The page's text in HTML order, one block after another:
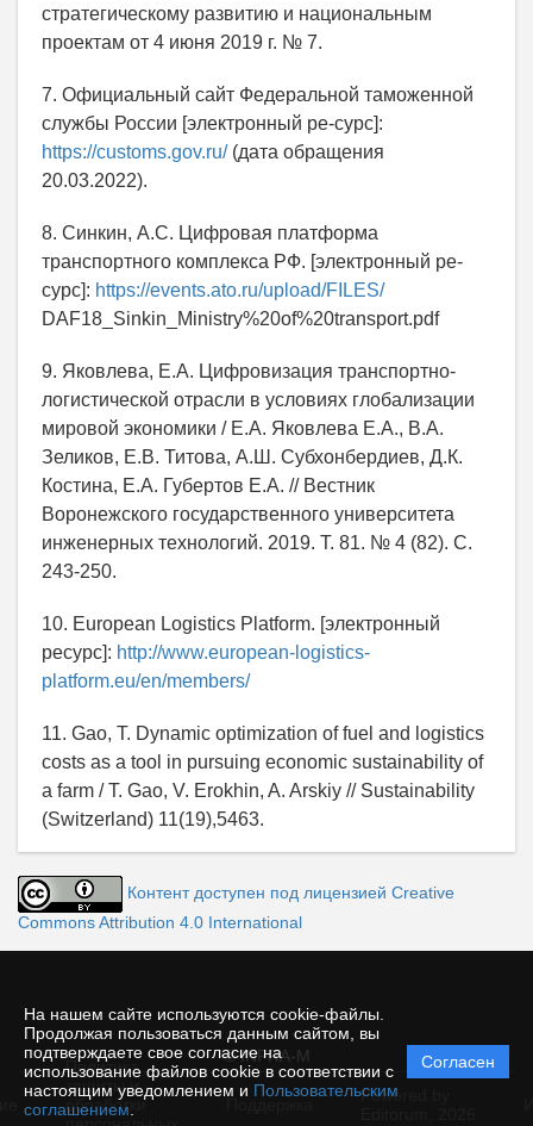
На нашем сайте используются cookie-файлы.
Продолжая пользоваться данным сайтом, вы
подтверждаете свое согласие на
использование файлов cookie в соответствии с
настоящим уведомлением и Пользовательским
соглашением
Согласен
стратегическому развитию и национальным
проектам от 4 июня 2019 г. № 7.
7. Официальный сайт Федеральной таможенной
службы России [электронный ре-сурс]:
https://customs.gov.ru/(дата обращения
20.03.2022).
8. Синкин, А.С. Цифровая платформа
транспортного комплекса РФ. [электронный ре-
сурс]: https://events.ato.ru/upload/FILES/
DAF18_Sinkin_Ministry%20of%20transport.pdf
9. Яковлева, Е.А. Цифровизация транспортно-
логистической отрасли в условиях глобализации
мировой экономики / Е.А. Яковлева Е.А., В.А.
Зеликов, Е.В. Титова, А.Ш. Субхонбердиев, Д.К.
Костина, Е.А. Губертов Е.А. // Вестник
Воронежского государственного университета
инженерных технологий. 2019. Т. 81. № 4 (82). С.
243-250.
10. European Logistics Platform. [электронный
ресурс]: http://www.european-logistics-
platform.eu/en/members/
11. Gao, T. Dynamic optimization of fuel and logistics
costs as a tool in pursuing economic sustainability of
a farm / T. Gao, V. Erokhin, A. Arskiy // Sustainability
(Switzerland) 11(19),5463.
Контент доступен под лицензией Creative
Commons Attribution 4.0 International
© INFRA-M
Политика
защиты и
обработки
Powered by